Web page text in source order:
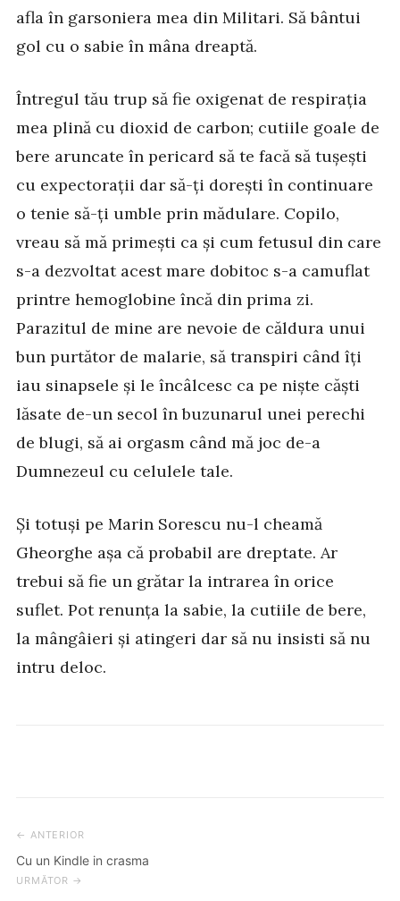
afla în garsoniera mea din Militari. Să bântui
gol cu o sabie în mâna dreaptă.
Întregul tău trup să fie oxigenat de respirația
mea plină cu dioxid de carbon; cutiile goale de
bere aruncate în pericard să te facă să tușești
cu expectorații dar să-ți dorești în continuare
o tenie să-ți umble prin mădulare. Copilo,
vreau să mă primești ca și cum fetusul din care
s-a dezvoltat acest mare dobitoc s-a camuflat
printre hemoglobine încă din prima zi.
Parazitul de mine are nevoie de căldura unui
bun purtător de malarie, să transpiri când îți
iau sinapsele și le încâlcesc ca pe niște căști
lăsate de-un secol în buzunarul unei perechi
de blugi, să ai orgasm când mă joc de-a
Dumnezeul cu celulele tale.
Și totuși pe Marin Sorescu nu-l cheamă
Gheorghe așa că probabil are dreptate. Ar
trebui să fie un grătar la intrarea în orice
suflet. Pot renunța la sabie, la cutiile de bere,
la mângâieri și atingeri dar să nu insisti să nu
intru deloc.
Post
navigation
← ANTERIOR
Cu un Kindle in crasma
URMĂTOR →